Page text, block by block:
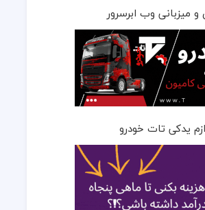
میزبانی وب ابرسرور
یدکی تات خودرو